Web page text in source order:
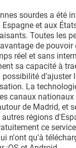
sourdes a été
et aux
Toutes les
de pouvoir
réel et sans
sa capacité à
d'ajuster
La
canaux nationaux
de Madrid, et
régions
ce
n'ont qu'à